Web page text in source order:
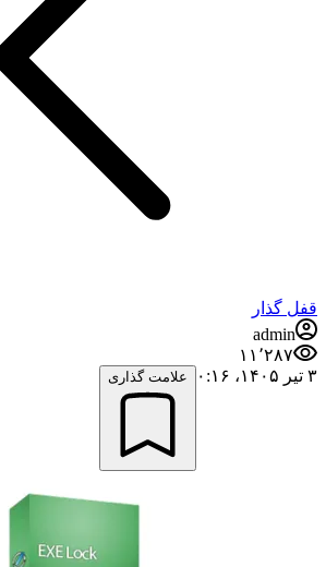
قفل گذار
admin
۱۱٬۲۸۷
۳ تیر ۱۴۰۵،‏ ۰:۱۶
علامت گذاری